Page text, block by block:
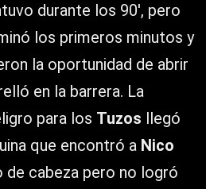
durante los 90′, pero
los primeros minutos y
la oportunidad de abrir
en la barrera. La
para los Tuzos llegó
que encontró a Nico
de cabeza pero no logró